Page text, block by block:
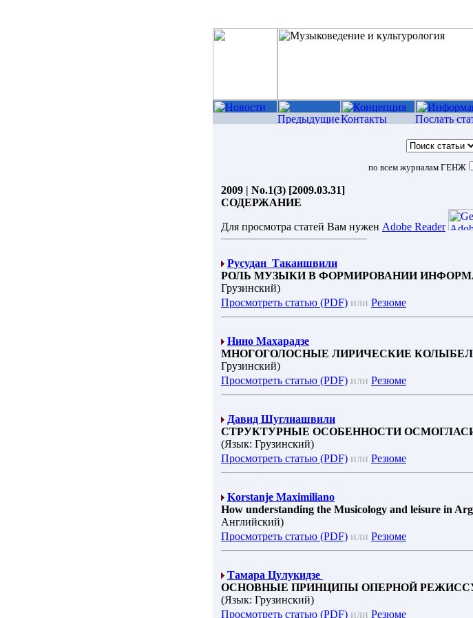
по всем журналам ГЕНЖ
2009 | No.1(3) [2009.03.31]
СОДЕРЖАНИЕ
Для просмотра статей Вам нужен Adobe Reader
Русудан Такаишвили
РОЛЬ МУЗЫКИ В ФОРМИРОВАНИИ
Грузинский)
Просмотреть статью (PDF) или Резюме
Нино Махарадзе
МНОГОГОЛОСНЫЕ ЛИРИЧЕСКИЕ
Грузинский)
Просмотреть статью (PDF) или Резюме
Давид Шуглиашвили
СТРУКТУРНЫЕ ОСОБЕННОСТИ
(Язык: Грузинский)
Просмотреть статью (PDF) или Резюме
Korstanje Maximiliano
How understanding the Musicology and leisure in
Английский)
Просмотреть статью (PDF) или Резюме
Тамара Цулукидзе
ОСНОВНЫЕ ПРИНЦИПЫ ОПЕРНОЙ
(Язык: Грузинский)
Просмотреть статью (PDF) или Резюме